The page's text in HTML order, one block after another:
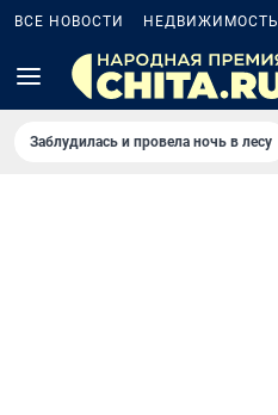
ВСЕ НОВОСТИ НЕДВИЖИМОСТЬ
Заблудилась и провела ночь в лесу